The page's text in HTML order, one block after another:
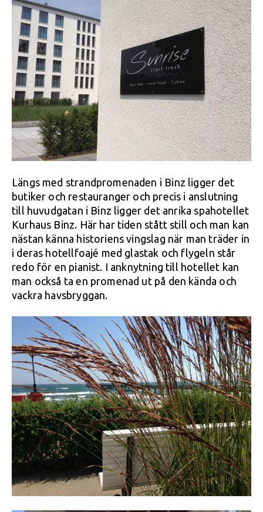
Längs med strandpromenaden i Binz ligger det
butiker och restauranger och precis i anslutning
till huvudgatan i Binz ligger det anrika spahotellet
Kurhaus Binz. Här har tiden stått still och man kan
nästan känna historiens vingslag när man träder in
i deras hotellfoajé med glastak och flygeln står
redo för en pianist. I anknytning till hotellet kan
man också ta en promenad ut på den kända och
vackra havsbryggan.